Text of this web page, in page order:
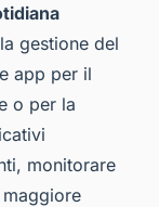
gestione del
app per il
o per la
monitorare